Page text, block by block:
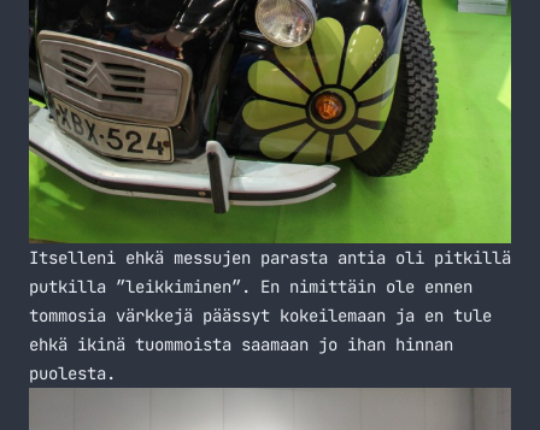
Itselleni ehkä messujen parasta antia oli pitkillä
putkilla ”leikkiminen”. En nimittäin ole ennen
tommosia värkkejä päässyt kokeilemaan ja en tule
ehkä ikinä tuommoista saamaan jo ihan hinnan
puolesta.